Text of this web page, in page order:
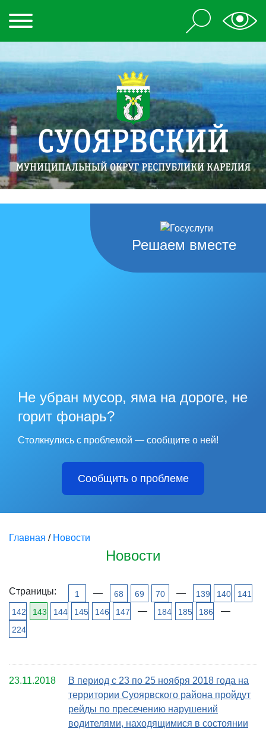
Решаем вместе
Не убран мусор, яма на дороге, не
горит фонарь?
Столкнулись с проблемой — сообщите о ней!
Сообщить о проблеме
Главная / Новости
Новости
Страницы: 1 — 68 69 70 — 139 140
141
142
143 144 145 146 147 — 184 185 186 —
224
23.11.2018
В период с 23 по 25 ноября 2018 года на
территории Суоярвского района пройдут
рейды по пресечению нарушений
водителями, находящимися в состоянии